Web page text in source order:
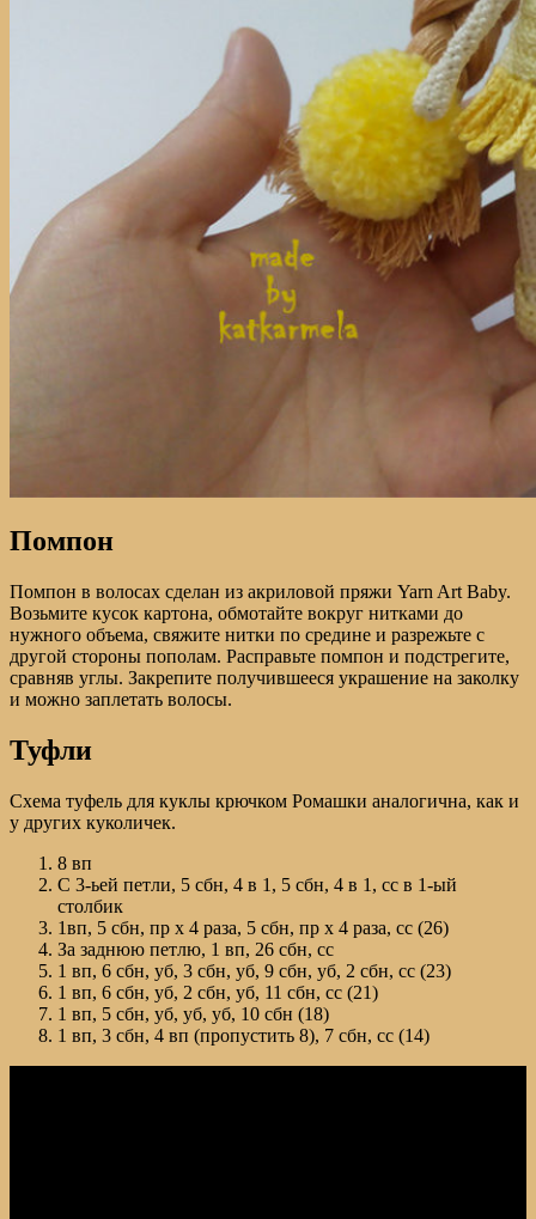
Помпон
Помпон в волосах сделан из акриловой пряжи Yarn Art Baby.
Возьмите кусок картона, обмотайте вокруг нитками до
нужного объема, свяжите нитки по средине и разрежьте с
другой стороны пополам. Расправьте помпон и подстрегите,
сравняв углы. Закрепите получившееся украшение на заколку
и можно заплетать волосы.
Туфли
Схема туфель для куклы крючком Ромашки аналогична, как и
у других куколичек.
8 вп
С 3-ьей петли, 5 сбн, 4 в 1, 5 сбн, 4 в 1, сс в 1-ый
столбик
1вп, 5 сбн, пр х 4 раза, 5 сбн, пр х 4 раза, сс (26)
За заднюю петлю, 1 вп, 26 сбн, сс
1 вп, 6 сбн, уб, 3 сбн, уб, 9 сбн, уб, 2 сбн, сс (23)
1 вп, 6 сбн, уб, 2 сбн, уб, 11 сбн, сс (21)
1 вп, 5 сбн, уб, уб, уб, 10 сбн (18)
1 вп, 3 сбн, 4 вп (пропустить 8), 7 сбн, сс (14)